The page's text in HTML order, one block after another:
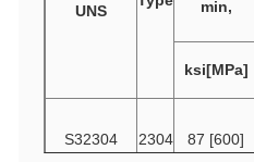
UNS min,
ksi[MPa]
S32304 2304 87 [600]